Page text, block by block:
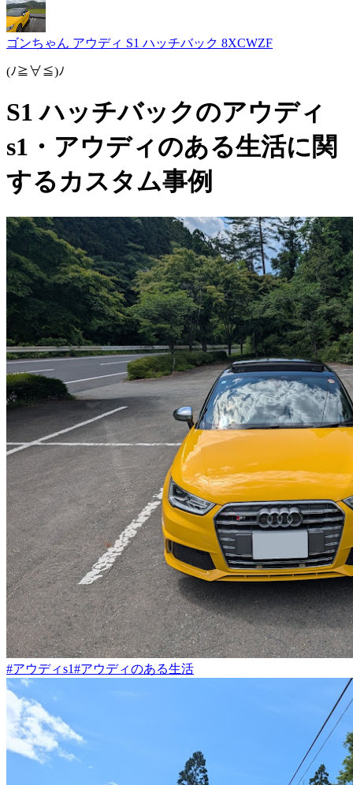
ゴンちゃん アウディ S1 ハッチバック 8XCWZF
(ﾉ≧∀≦)ﾉ
S1 ハッチバックのアウディ
s1・アウディのある生活に関
するカスタム事例
#アウディs1#アウディのある生活